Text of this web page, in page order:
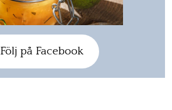
Följ på Facebook